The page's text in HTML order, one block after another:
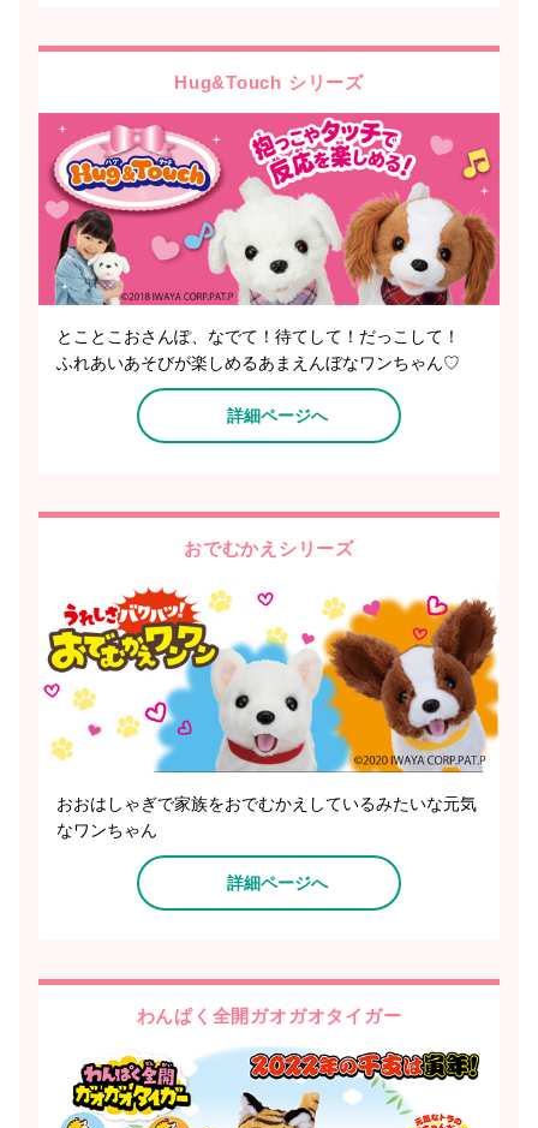
Hug&Touch シリーズ
とことこおさんぽ、なでて！待てして！だっこして！
ふれあいあそびが楽しめるあまえんぼなワンちゃん♡
詳細ページへ
おでむかえシリーズ
おおはしゃぎで家族をおでむかえしているみたいな元気
なワンちゃん
詳細ページへ
わんぱく全開ガオガオタイガー